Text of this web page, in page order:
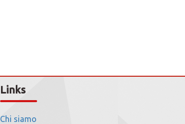
Links
Chi siamo